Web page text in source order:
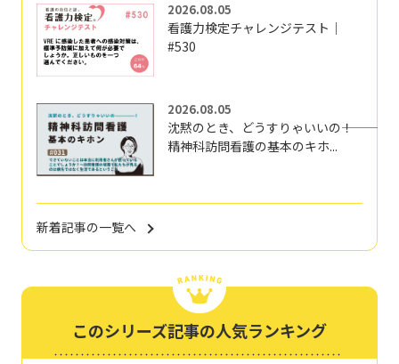
2026.08.05
看護力検定チャレンジテスト｜
#530
2026.08.05
沈黙のとき、どうすりゃいいの―――！
精神科訪問看護の基本のキホ...
新着記事の一覧へ
このシリーズ記事の人気ランキング